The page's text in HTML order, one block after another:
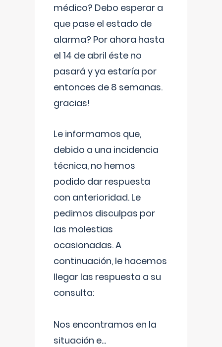
médico? Debo esperar a
que pase el estado de
alarma? Por ahora hasta
el 14 de abril éste no
pasará y ya estaría por
entonces de 8 semanas.
gracias!
Le informamos que,
debido a una incidencia
técnica, no hemos
podido dar respuesta
con anterioridad. Le
pedimos disculpas por
las molestias
ocasionadas. A
continuación, le hacemos
llegar las respuesta a su
consulta:
Nos encontramos en la
situación e...